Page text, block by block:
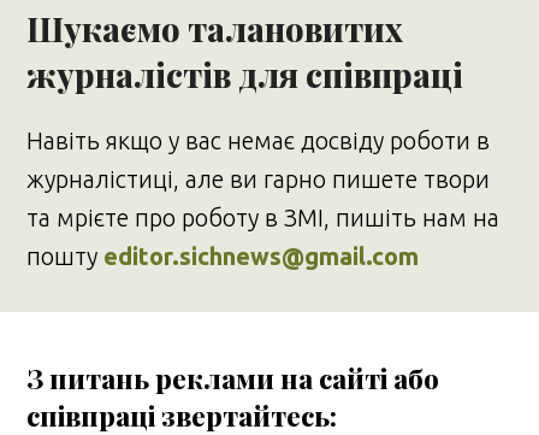
Шукаємо талановитих
журналістів для співпраці
Навіть якщо у вас немає досвіду роботи в
журналістиці, але ви гарно пишете твори
та мрієте про роботу в ЗМІ, пишіть нам на
пошту editor.sichnews@gmail.com
З питань реклами на сайті або
співпраці звертайтесь: